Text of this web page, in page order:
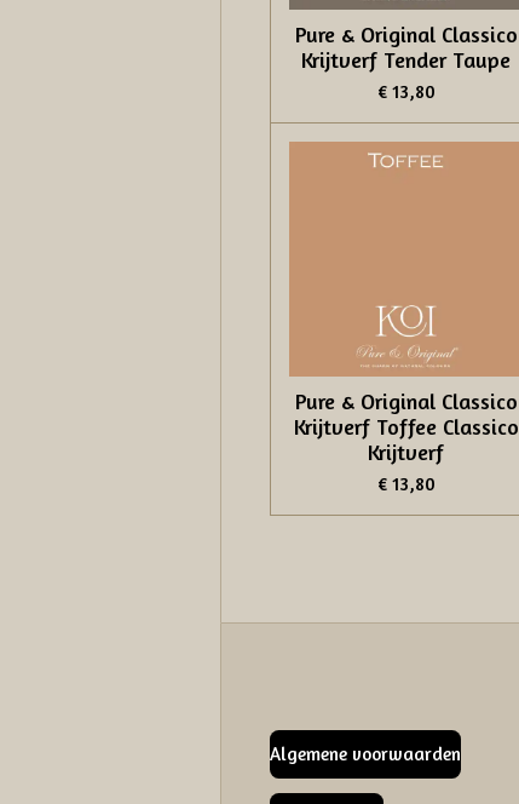
Pure & Original Classico
Krijtverf Tender Taupe
€ 13,80
Pure & Original Classico
Krijtverf Toffee Classico
Krijtverf
€ 13,80
Algemene voorwaarden